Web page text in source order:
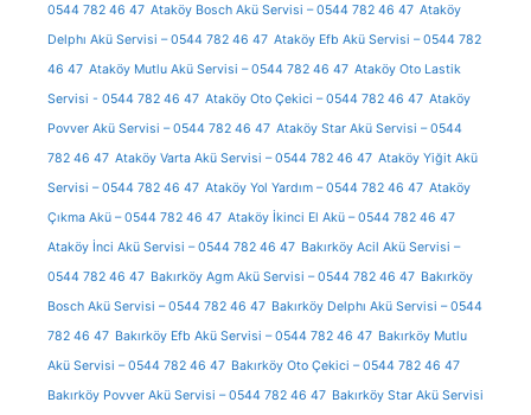
0544 782 46 47 Ataköy Bosch Akü Servisi – 0544 782 46 47 Ataköy
Delphı Akü Servisi – 0544 782 46 47 Ataköy Efb Akü Servisi – 0544 782
46 47 Ataköy Mutlu Akü Servisi – 0544 782 46 47 Ataköy Oto Lastik
Servisi - 0544 782 46 47 Ataköy Oto Çekici – 0544 782 46 47 Ataköy
Povver Akü Servisi – 0544 782 46 47 Ataköy Star Akü Servisi – 0544
782 46 47 Ataköy Varta Akü Servisi – 0544 782 46 47 Ataköy Yiğit Akü
Servisi – 0544 782 46 47 Ataköy Yol Yardım – 0544 782 46 47 Ataköy
Çıkma Akü – 0544 782 46 47 Ataköy İkinci El Akü – 0544 782 46 47
Ataköy İnci Akü Servisi – 0544 782 46 47 Bakırköy Acil Akü Servisi –
0544 782 46 47 Bakırköy Agm Akü Servisi – 0544 782 46 47 Bakırköy
Bosch Akü Servisi – 0544 782 46 47 Bakırköy Delphı Akü Servisi – 0544
782 46 47 Bakırköy Efb Akü Servisi – 0544 782 46 47 Bakırköy Mutlu
Akü Servisi – 0544 782 46 47 Bakırköy Oto Çekici – 0544 782 46 47
Bakırköy Povver Akü Servisi – 0544 782 46 47 Bakırköy Star Akü Servisi